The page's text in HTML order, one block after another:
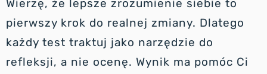
Wierzę, że lepsze zrozumienie siebie to
pierwszy krok do realnej zmiany. Dlatego
każdy test traktuj jako narzędzie do
refleksji, a nie ocenę. Wynik ma pomóc Ci